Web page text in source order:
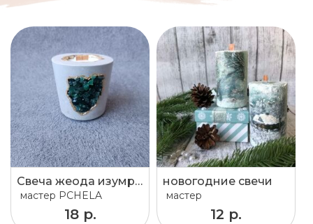
Свеча жеода изумруд
мастер PCHELA
18 р.
новогодние свечи
мастер
12 р.